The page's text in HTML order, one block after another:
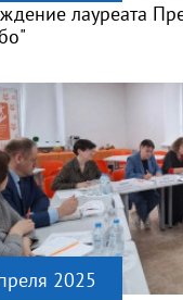
лауреата
2025